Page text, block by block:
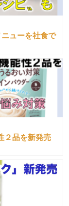
ニューを社食で
２品を新発売